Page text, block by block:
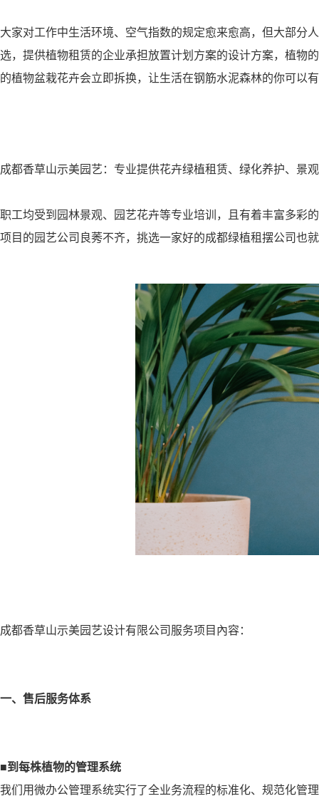
大家对工作中生活环境、空气指数的规定愈来愈高，但大部分
选，提供植物租赁的企业承担放置计划方案的设计方案，植物
的植物盆栽花卉会立即拆换，让生活在钢筋水泥森林的你可以
成都香草山示美园艺：专业提供花卉绿植租赁、绿化养护、景
职工均受到园林景观、园艺花卉等专业培训，且有着丰富多彩
项目的园艺公司良莠不齐，挑选一家好的成都绿植租摆公司也
成都香草山示美园艺设计有限公司服务项目內容：
一、售后服务体系
■到每株植物的管理系统
我们用微办公管理系统实行了全业务流程的标准化、规范化管